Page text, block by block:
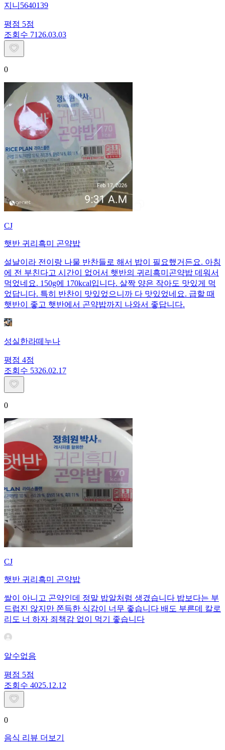
지니5640139
평점 5점
조회수 71 26.03.03
0
CJ
햇반 귀리흑미 곤약밥
설날이라 전이랑 나물 반찬들로 해서 밥이 필요했거든요. 아침
에 전 부친다고 시간이 없어서 햇반의 귀리흑미곤약밥 데워서
먹었네요. 150g에 170kcal입니다. 살짝 양은 작아도 맛있게 먹
었답니다. 특히 반찬이 맛있었으니까 다 맛있었네요. 급할 때
햇반이 좋고 햇반에서 곤약밥까지 나와서 좋답니다.
성실한라떼누나
평점 4점
조회수 5326.02.17
0
CJ
햇반 귀리흑미 곤약밥
쌀이 아니고 곤약인데 정말 밥알처럼 생겼습니다 밥보다는 부
드럽진 않지만 쫀득한 식감이 너무 좋습니다 배도 부른데 칼로
리도 너 하자 죄책감 없이 먹기 좋습니다
알수없음
평점 5점
조회수 4025.12.12
0
음식 리뷰 더보기